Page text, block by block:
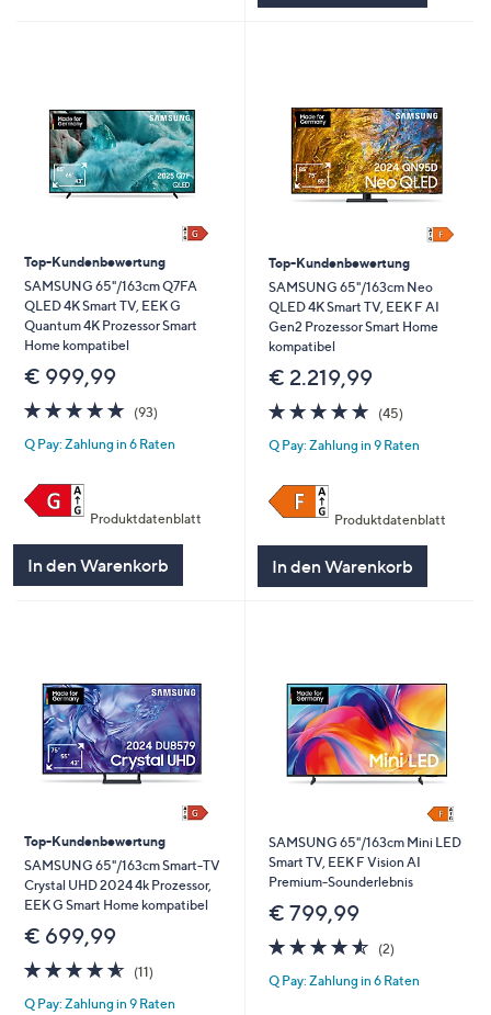
Top-Kundenbewertung
SAMSUNG 65"/163cm Q7FA
QLED 4K Smart TV, EEK G
Quantum 4K Prozessor Smart
Home kompatibel
€ 999,99
4.7
von
5
(93)93
Q Pay: Zahlung in 6 Raten
Produktdatenblatt
In den Warenkorb
Top-Kundenbewertung
SAMSUNG 65"/163cm Neo
QLED 4K Smart TV, EEK F AI
Gen2 Prozessor Smart Home
kompatibel
€ 2.219,99
4.7
von
5
(45)45
Q Pay: Zahlung in 9 Raten
Produktdatenblatt
In den Warenkorb
Top-Kundenbewertung
SAMSUNG 65"/163cm Smart-TV
Crystal UHD 2024 4k Prozessor,
EEK G Smart Home kompatibel
€ 699,99
4.5
von
5
(11)11
Q Pay: Zahlung in 9 Raten
SAMSUNG 65"/163cm Mini LED
Smart TV, EEK F Vision AI
Premium-Sounderlebnis
€ 799,99
4.5
von
5
(2)2
Q Pay: Zahlung in 6 Raten